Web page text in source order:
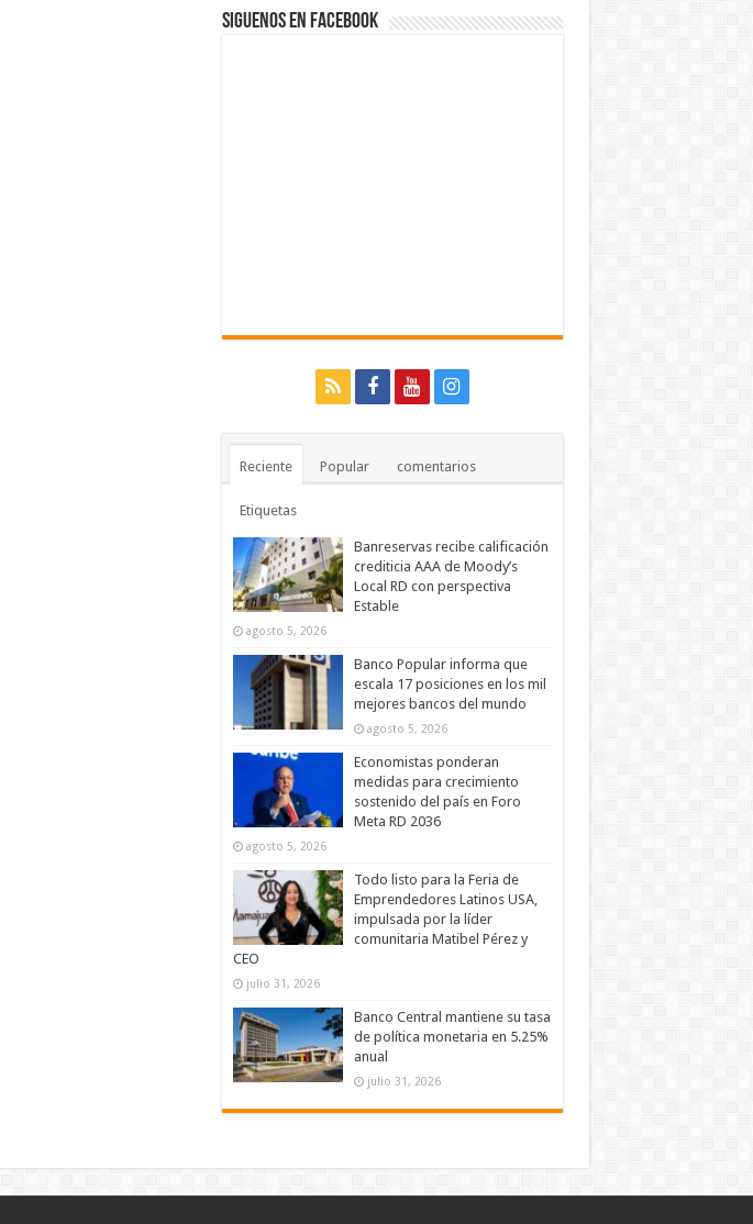
Siguenos en Facebook
Reciente Popular comentarios
Etiquetas
Banreservas recibe calificación
crediticia AAA de Moody’s
Local RD con perspectiva
Estable
agosto 5, 2026
Banco Popular informa que
escala 17 posiciones en los mil
mejores bancos del mundo
agosto 5, 2026
Economistas ponderan
medidas para crecimiento
sostenido del país en Foro
Meta RD 2036
agosto 5, 2026
Todo listo para la Feria de
Emprendedores Latinos USA,
impulsada por la líder
comunitaria Matibel Pérez y
CEO
julio 31, 2026
Banco Central mantiene su tasa
de política monetaria en 5.25%
anual
julio 31, 2026